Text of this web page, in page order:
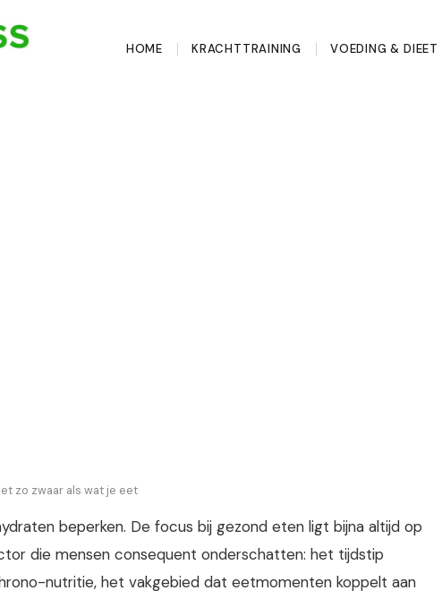
HOME KRACHTTRAINING VOEDING & DIEET
zo zwaar als wat je eet
beperken. De focus bij gezond eten ligt bijna altijd op
die mensen consequent onderschatten: het tijdstip
nutritie, het vakgebied dat eetmomenten koppelt aan